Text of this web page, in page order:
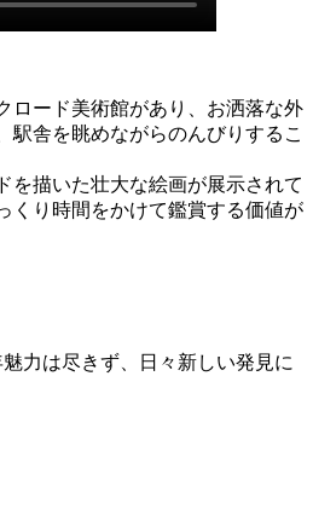
ロード美術館があり、お洒落な外
駅舎を眺めながらのんびりするこ
を描いた壮大な絵画が展示されて
くり時間をかけて鑑賞する価値が
力は尽きず、日々新しい発見に